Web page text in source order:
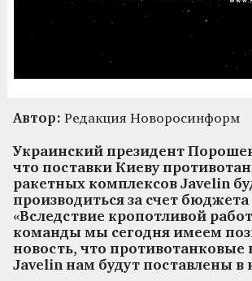
Автор: Редакция Новоросинформ
Украинский президент
что поставки Киеву
ракетных комплексов Javelin
производиться за счет
«Вследствие кропотливой
команды мы сегодня имеем
новость, что противотанковые
Javelin нам будут поставлены в